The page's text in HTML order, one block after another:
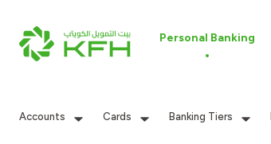
Personal Banking
Accounts Cards Banking Tiers